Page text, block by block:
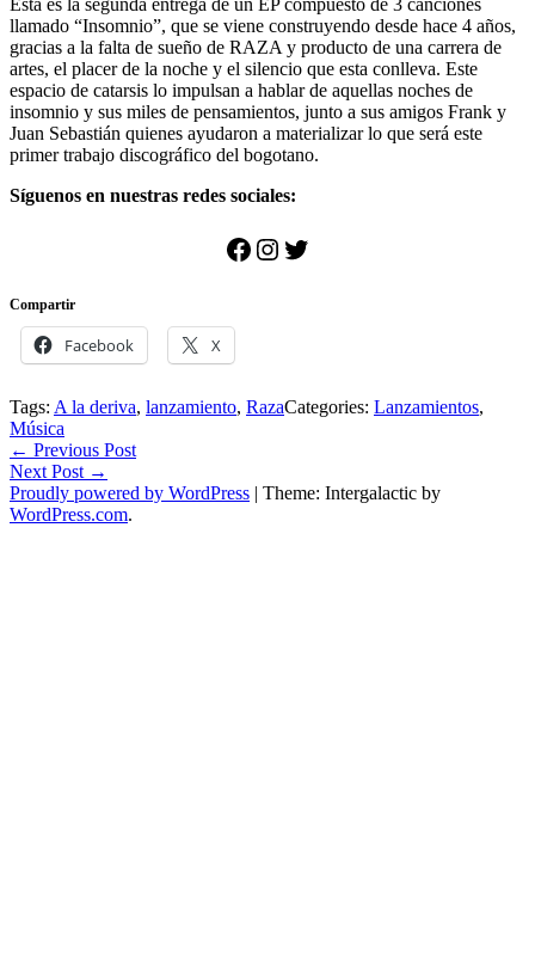
Esta es la segunda entrega de un EP compuesto de 3 canciones
llamado “Insomnio”, que se viene construyendo desde hace 4 años,
gracias a la falta de sueño de RAZA y producto de una carrera de
artes, el placer de la noche y el silencio que esta conlleva. Este
espacio de catarsis lo impulsan a hablar de aquellas noches de
insomnio y sus miles de pensamientos, junto a sus amigos Frank y
Juan Sebastián quienes ayudaron a materializar lo que será este
primer trabajo discográfico del bogotano.
Síguenos en nuestras redes sociales:
Facebook
Instagram
Twitter
Compartir
Facebook X
Tags: A la deriva, lanzamiento, RazaCategories: Lanzamientos,
Música
Post
navigation
← Previous Post
Next Post →
Proudly powered by WordPress | Theme: Intergalactic by
WordPress.com.